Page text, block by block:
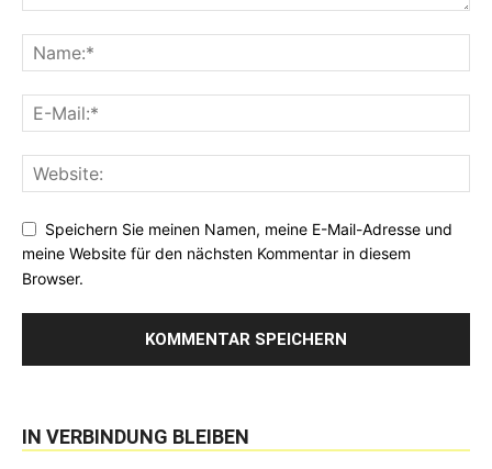
Speichern Sie meinen Namen, meine E-Mail-Adresse und
meine Website für den nächsten Kommentar in diesem
Browser.
IN VERBINDUNG BLEIBEN